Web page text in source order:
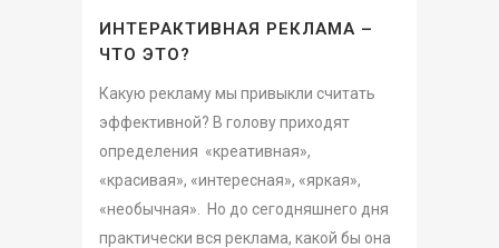
ИНТЕРАКТИВНАЯ РЕКЛАМА –
ЧТО ЭТО?
Какую рекламу мы привыкли считать
эффективной? В голову приходят
определения «креативная»,
«красивая», «интересная», «яркая»,
«необычная». Но до сегодняшнего дня
практически вся реклама, какой бы она